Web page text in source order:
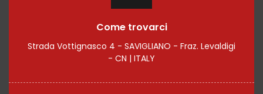
Come trovarci
Strada Vottignasco 4 - SAVIGLIANO - Fraz. Levaldigi
- CN | ITALY